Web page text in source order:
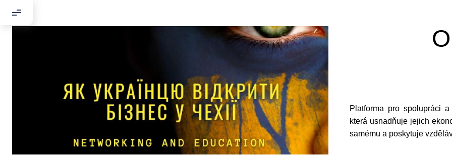
Platforma pro spolupráci
která usnadňuje jejich
samému a poskytuje